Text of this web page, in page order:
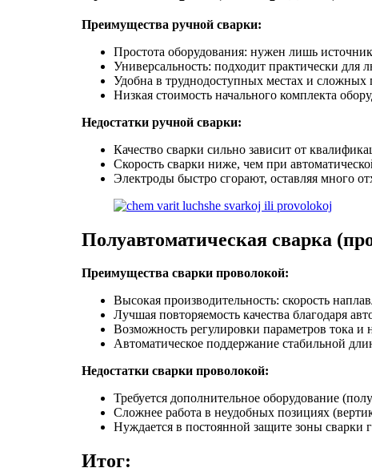
Преимущества ручной сварки:
Простота оборудования: нужен лишь
Универсальность: подходит практически
Удобна в труднодоступных местах и сложных
Низкая стоимость начального комплекта
Недостатки ручной сварки:
Качество сварки сильно зависит от
Скорость сварки ниже, чем при
Электроды быстро сгорают, оставляя много
Полуавтоматическая сварка
Преимущества сварки проволокой:
Высокая производительность: скорость
Лучшая повторяемость качества благодаря
Возможность регулировки параметров тока и
Автоматическое поддержание стабильной
Недостатки сварки проволокой:
Требуется дополнительное оборудование
Сложнее работа в неудобных позициях
Нуждается в постоянной защите зоны сварки
Итог: